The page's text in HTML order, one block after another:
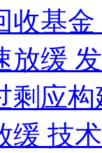
收基金
放缓
剩应
缓 技